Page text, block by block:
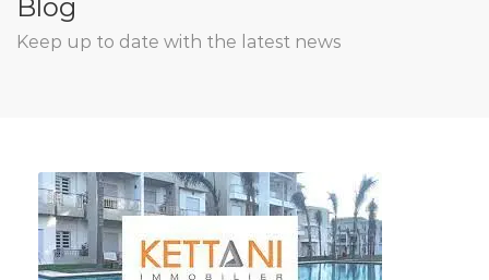
Blog
Keep up to date with the latest news